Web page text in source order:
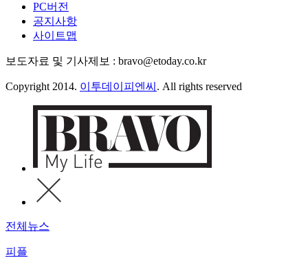
PC버전
공지사항
사이트맵
보도자료 및 기사제보 : bravo@etoday.co.kr
Copyright 2014. 이투데이피엔씨 . All rights reserved
전체뉴스
피플